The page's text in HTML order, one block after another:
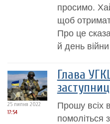
просимо.
щоб
Про це
й день
25 липня 2022
17:54
Глава
Прошу всіх
помоліться